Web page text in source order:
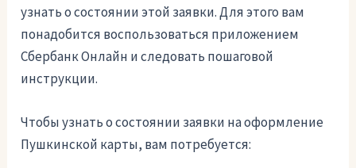
узнать о состоянии этой заявки. Для этого вам
понадобится воспользоваться приложением
Сбербанк Онлайн и следовать пошаговой
инструкции.
Чтобы узнать о состоянии заявки на оформление
Пушкинской карты, вам потребуется: